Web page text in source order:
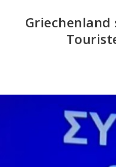
Griechenland